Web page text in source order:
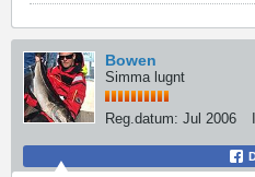
Bowen
Simma lugnt
Reg.datum: Jul 2006